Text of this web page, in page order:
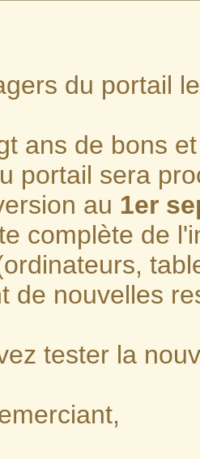
du portail
ans de bons
portail sera
au 1er
complète de
de nouvelles
tester la